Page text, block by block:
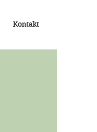
Kontakt